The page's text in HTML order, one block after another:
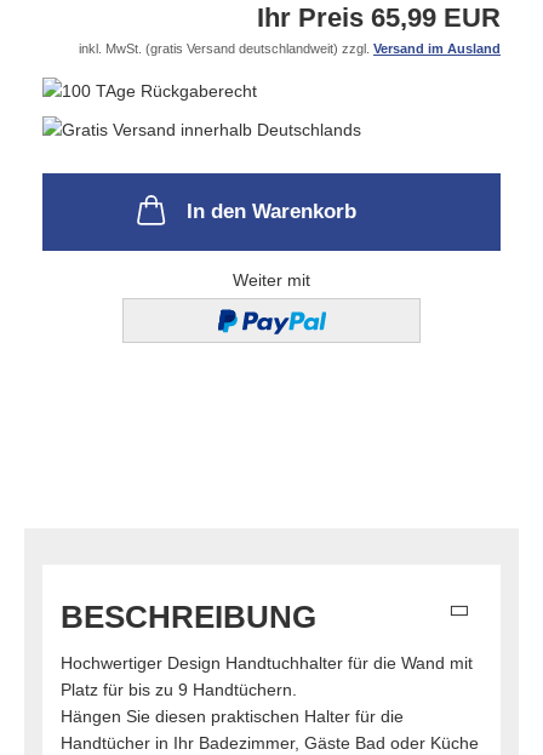
Ihr Preis 65,99 EUR
inkl. MwSt. (gratis Versand deutschlandweit) zzgl. Versand im Ausland
In den Warenkorb
Weiter mit
BESCHREIBUNG
Hochwertiger Design Handtuchhalter für die Wand mit
Platz für bis zu 9 Handtüchern.
Hängen Sie diesen praktischen Halter für die
Handtücher in Ihr Badezimmer, Gäste Bad oder Küche